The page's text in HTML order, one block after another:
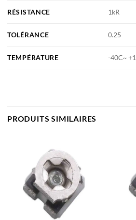
RÉSISTANCE 1kR
TOLÉRANCE 0.25
TEMPÉRATURE -40C~
PRODUITS SIMILAIRES